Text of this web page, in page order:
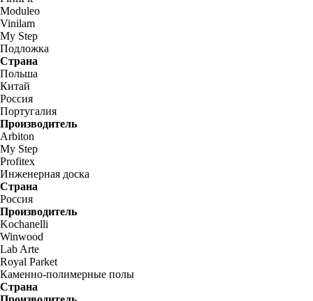
Moduleo
Vinilam
My Step
Подложка
Страна
Польша
Китай
Россия
Португалия
Производитель
Arbiton
My Step
Profitex
Инженерная доска
Страна
Россия
Производитель
Kochanelli
Winwood
Lab Arte
Royal Parket
Каменно-полимерные полы
Страна